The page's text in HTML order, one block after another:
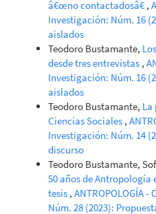
â€œno contactadosâ€,
Investigación: Núm. 16
aislados
Teodoro Bustamante,
desde tres entrevistas ,
Investigación: Núm. 16
aislados
Teodoro Bustamante, La
Ciencias Sociales ,
Investigación: Núm. 14
discurso
Teodoro Bustamante,
50 años de Antropología
tesis , ANTROPOLOGÍA
Núm. 28 (2023):